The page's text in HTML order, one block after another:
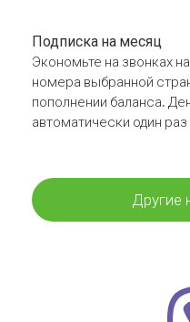
Подписка на месяц
Экономьте на звонках
номера выбранной
пополнении баланса.
автоматически один
Другие